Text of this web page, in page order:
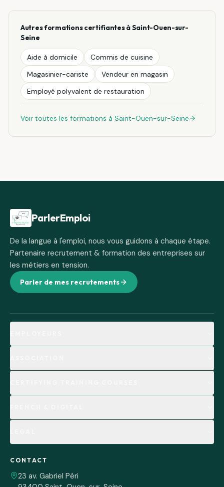
Autres formations certifiantes àSaint-Ouen-sur-
Seine
Aide à domicile
Commis de cuisine
Magasinier-cariste
Vendeur en magasin
Employé polyvalent de restauration
Voir toutes les formations à Saint-Ouen-sur-Seine
Pied de pageParlerEmploi
De la langue à l'emploi, nous vous guidons à chaque étape.
Partenaire recrutement & formation des entreprises sur
les métiers en tension.
Parler de mes recrutements
CONTACT
23 av. Gabriel Péri